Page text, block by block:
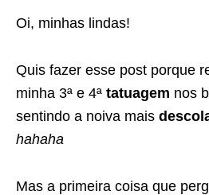
Oi, minhas lindas!
Quis fazer esse post porque
minha 3ª e 4ª tatuagem nos
sentindo a noiva mais
hahaha
Mas a primeira coisa que